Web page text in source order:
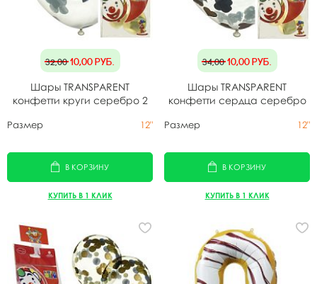
32,0010,00руб.
Шары TRANSPARENT
конфетти круги серебро 2
Размер 12"
В КОРЗИНУ
КУПИТЬ В 1 КЛИК
34,0010,00руб.
Шары TRANSPARENT
конфетти сердца серебро
Размер 12"
В КОРЗИНУ
КУПИТЬ В 1 КЛИК